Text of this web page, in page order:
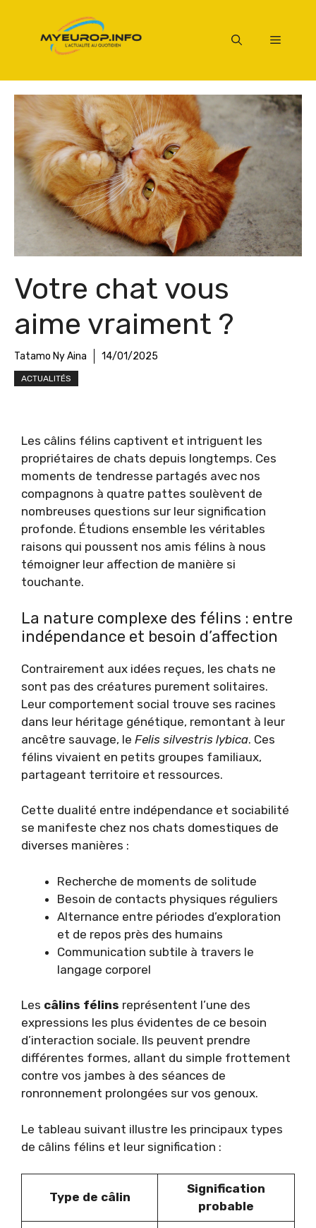
contenu
Menu
Votre chat vous
aime vraiment ?
Tatamo Ny Aina 14/01/2025
ACTUALITÉS
Les câlins félins captivent et intriguent les
propriétaires de chats depuis longtemps. Ces
moments de tendresse partagés avec nos
compagnons à quatre pattes soulèvent de
nombreuses questions sur leur signification
profonde. Étudions ensemble les véritables
raisons qui poussent nos amis félins à nous
témoigner leur affection de manière si
touchante.
La nature complexe des félins : entre
indépendance et besoin d’affection
Contrairement aux idées reçues, les chats ne
sont pas des créatures purement solitaires.
Leur comportement social trouve ses racines
dans leur héritage génétique, remontant à leur
ancêtre sauvage, le Felis silvestris lybica. Ces
félins vivaient en petits groupes familiaux,
partageant territoire et ressources.
Cette dualité entre indépendance et sociabilité
se manifeste chez nos chats domestiques de
diverses manières :
Recherche de moments de solitude
Besoin de contacts physiques réguliers
Alternance entre périodes d’exploration
et de repos près des humains
Communication subtile à travers le
langage corporel
Les câlins félins représentent l’une des
expressions les plus évidentes de ce besoin
d’interaction sociale. Ils peuvent prendre
différentes formes, allant du simple frottement
contre vos jambes à des séances de
ronronnement prolongées sur vos genoux.
Le tableau suivant illustre les principaux types
de câlins félins et leur signification :
Type de câlin
Signification
probable